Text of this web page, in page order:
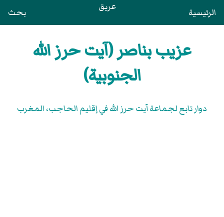
الرئيسية عريق بحث
عزيب بناصر (آيت حرز الله
الجنوبية)
دوار تابع لجماعة آيت حرز الله في إقليم الحاجب، المغرب